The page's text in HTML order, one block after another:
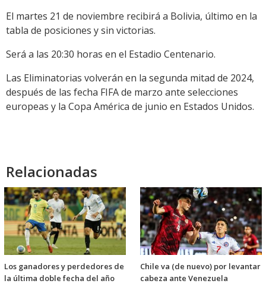
El martes 21 de noviembre recibirá a Bolivia, último en la
tabla de posiciones y sin victorias.
Será a las 20:30 horas en el Estadio Centenario.
Las Eliminatorias volverán en la segunda mitad de 2024,
después de las fecha FIFA de marzo ante selecciones
europeas y la Copa América de junio en Estados Unidos.
Relacionadas
Los ganadores y perdedores de
la última doble fecha del año
Chile va (de nuevo) por levantar
cabeza ante Venezuela